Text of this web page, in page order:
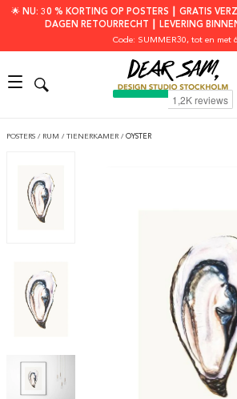
🌟 NU: 30 % KORTING OP POSTERS ┃ GRATIS
DAGEN RETOURRECHT ┃ LEVERING
Code: SUMMER30, tot en met
POSTERS / RUM / TIENERKAMER / OYSTER